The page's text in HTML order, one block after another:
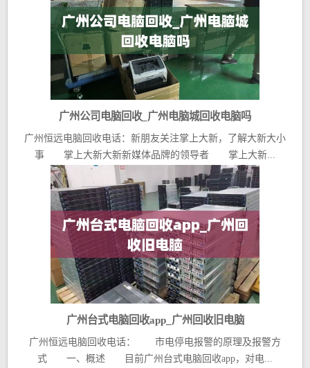
广州公司电脑回收_广州电脑城回收电脑吗
广州恒远电脑回收电话：新朋友关注掌上大新，了解大新大小
事 掌上大新大新新媒体品牌的领导者 掌上大新...
广州台式电脑回收app_广州回收旧电脑
广州恒远电脑回收电话： 市电停电报警的原理及报警方
式 一、概述 目前广州台式电脑回收app，对电...